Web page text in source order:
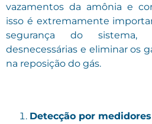
vazamentos da amônia e
isso é extremamente
segurança do sistema,
desnecessárias e eliminar os
na reposição do gás.
Detecção por